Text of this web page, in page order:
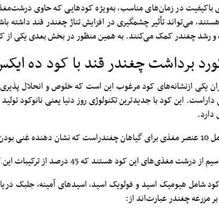
باکیفیت در زمان‌های مناسب، به‌ویژه کودهایی که حاوی
می‌تواند تأثیر چشمگیری در افزایش تناژ چغندر قند داشته
رشد چغندر کمک می‌کنند. به همین منظور در بخش بعدی یکی از
برداشت چغندر قند با کود ده
یکی ازنشانه‌های کود مرغوب این است که خلوص و انحلال
داراست. این کود با جدیدترین تکنولوژی روز دنیا یعنی نانوکود
آن است.
این کود هستند که 45 درصد از ترکیبات این کود را به خود اختصاص داده‌اند.
کود شامل هیومیک اسید و فولویک اسید، اسیدهای آمینه، جلبک
بر مزرعه چغندر عبارت‌اند از: